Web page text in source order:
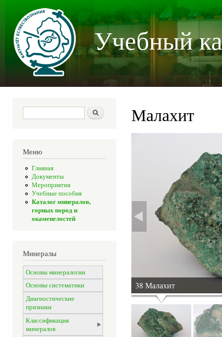
Учебный
Форма поиска Поиск
Меню
Главная
Документы
Мероприятия
Учебные пособия
Каталог минералов,
горных пород и
окаменелостей
Минералы
Основы минералогии
Основы систематики
Диагностические
признаки
Классификация
минералов
Малахит
38 Малахит